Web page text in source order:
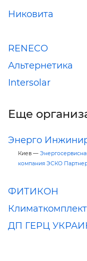
Никовита
RENECO
Альтернетика
Intersolar
Еще
Энерго
Киев —
компания ЭСКО
ФИТИКОН
Климаткомплект
ДП ГЕРЦ